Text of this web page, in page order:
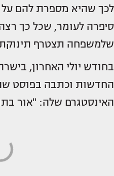
לכך שהיא מספרת להם על
סיפרה לעומר, שכל כך
שלמשפחה תצטרף
בחודש יולי האחרון,
החדשות וכתבה בפוסט
האינסטגרם שלה: "אור